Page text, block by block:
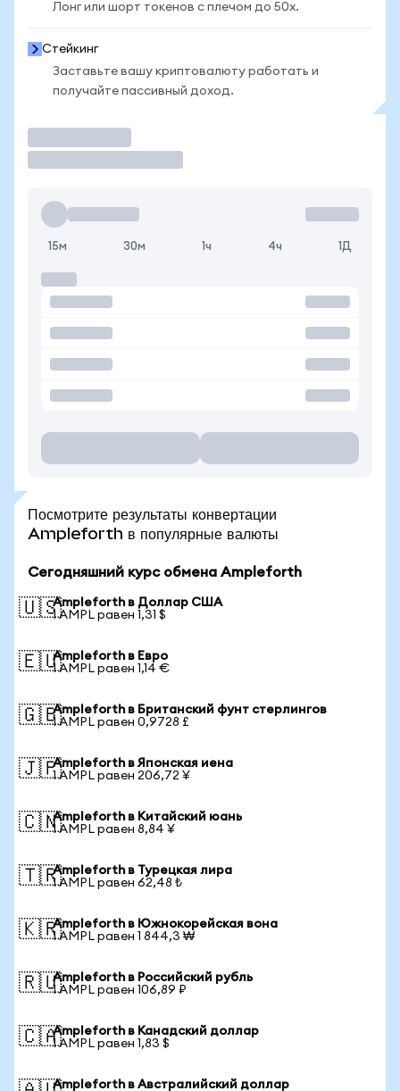
Лонг или шорт токенов с плечом до 50x.
Стейкинг
Заставьте вашу криптовалюту работать и
получайте пассивный доход.
15м 30м 1ч 4ч 1Д
Посмотрите результаты конвертации
Ampleforth в популярные валюты
Сегодняшний курс обмена Ampleforth
🇺🇸Ampleforth в Доллар США
1 AMPL равен 1,31 $
🇪🇺Ampleforth в Евро
1 AMPL равен 1,14 €
🇬🇧Ampleforth в Британский фунт стерлингов
1 AMPL равен 0,9728 £
🇯🇵Ampleforth в Японская иена
1 AMPL равен 206,72 ¥
🇨🇳Ampleforth в Китайский юань
1 AMPL равен 8,84 ¥
🇹🇷Ampleforth в Турецкая лира
1 AMPL равен 62,48 ₺
🇰🇷Ampleforth в Южнокорейская вона
1 AMPL равен 1 844,3 ₩
🇷🇺Ampleforth в Российский рубль
1 AMPL равен 106,89 ₽
🇨🇦Ampleforth в Канадский доллар
1 AMPL равен 1,83 $
Ampleforth в Австралийский доллар